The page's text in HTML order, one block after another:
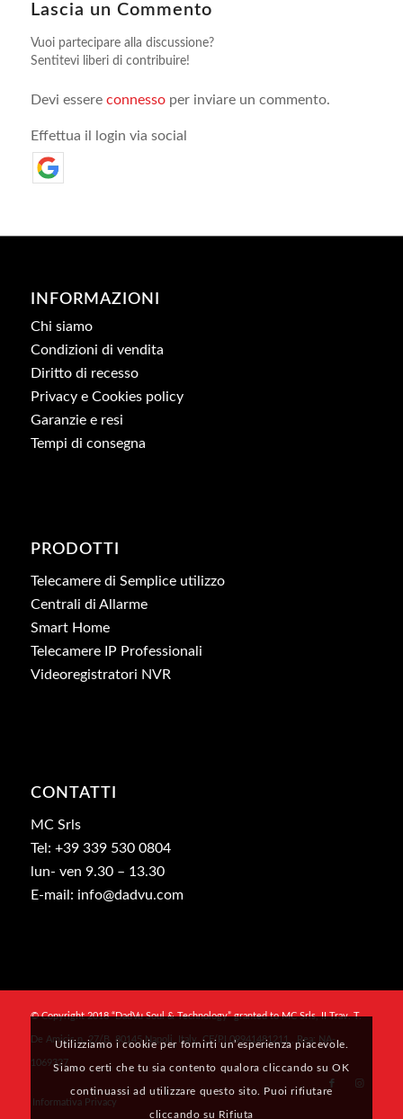
Lascia un Commento
Vuoi partecipare alla discussione?
Sentitevi liberi di contribuire!
Devi essere connessoper inviare un commento.
Effettua il login via social
INFORMAZIONI
Chi siamo
Condizioni di vendita
Diritto di recesso
Privacy e Cookies policy
Garanzie e resi
Tempi di consegna
PRODOTTI
Telecamere di Semplice utilizzo
Centrali di Allarme
Smart Home
Telecamere IP Professionali
Videoregistratori NVR
CONTATTI
MC Srls
Tel: +39 339 530 0804
lun- ven 9.30 – 13.30
E-mail: info@dadvu.com
© Copyright 2018 “DadVu Soul & Technology” granted to MC Srls, II Trav. T.
De Amicis n. 27/B, 80145 Napoli, Italy, CF/PI 09941481211 , Rea: NA-
1069327
Informativa Privacy
Utilizziamo i cookie per fornirti un’esperienza piacevole.
Siamo certi che tu sia contento qualora cliccando su OK
continuassi ad utilizzare questo sito. Puoi rifiutare
cliccando su Rifiuta